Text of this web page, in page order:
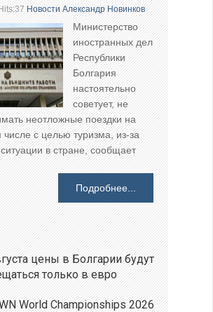
Новости Александр Новинков
Министерство
иностранных дел
Республики
Болгария
настоятельно
советует, не
неотложные поездки на
числе с целью туризма, из-за
в стране, сообщает
Подробнее...
цены в Болгарии будут
только в евро
World Championships 2026